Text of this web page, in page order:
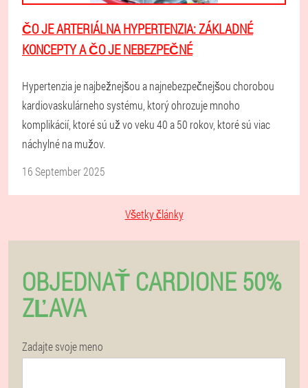
ČO JE ARTERIÁLNA HYPERTENZIA: ZÁKLADNÉ
KONCEPTY A ČO JE NEBEZPEČNÉ
Hypertenzia je najbežnejšou a najnebezpečnejšou chorobou
kardiovaskulárneho systému, ktorý ohrozuje mnoho
komplikácií, ktoré sú už vo veku 40 a 50 rokov, ktoré sú viac
náchylné na mužov.
16 September 2025
Všetky články
OBJEDNAŤ CARDIONE 50%
ZĽAVA
Zadajte svoje meno